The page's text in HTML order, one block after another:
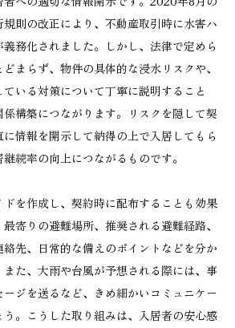
則の改正により、不動産取引時に水害ハ
務化されました。しかし、法律で定めら
まらず、物件の具体的な浸水リスクや、
いる対策について丁寧に説明すること
構築につながります。リスクを隠して契
情報を開示して納得の上で入居してもら
続率の向上につながるものです。
を作成し、契約時に配布することも効果
寄りの避難場所、推奨される避難経路、
先、日常的な備えのポイントなどを分か
また、大雨や台風が予想される際には、事
ジを送るなど、きめ細かいコミュニケー
。こうした取り組みは、入居者の安心感